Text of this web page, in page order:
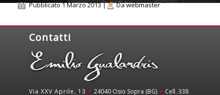
Pubblicato1 Marzo 2013| Dawebmaster
Contatti
Via XXV Aprile, 13 • 24040 Osio Sopra (BG) • Cell. 338